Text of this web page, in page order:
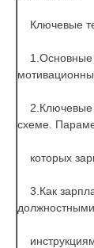
Ключевые
1.Основные
2.Ключевые
схеме.
которых
3.Как
должностными